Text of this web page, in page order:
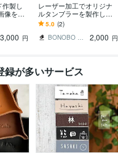
製し
像をト
クリ
3,000 円
レーザー加工でオリジナ
ルタンブラーを製作しま
す あなたのお好きな画像
をタンブラーに彫刻しま
す
5.0 (2)
BONOBO WORKS
2,000 円
録が多いサービス